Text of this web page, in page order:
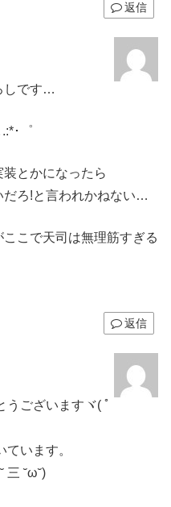
返信
しです…
･゜
とかになったら
だろ!と言われかねない…
こで天司は無理筋すぎる
返信
うございますヾ( ﾟ
います。
三 ˘ω˘)